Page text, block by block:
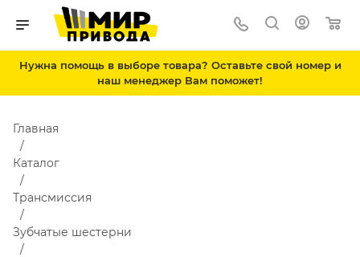
Нужна помощь в выборе товара? Оставьте свой номер и
наш менеджер Вам поможет!
Главная
Каталог
Трансмиссия
Зубчатые шестерни